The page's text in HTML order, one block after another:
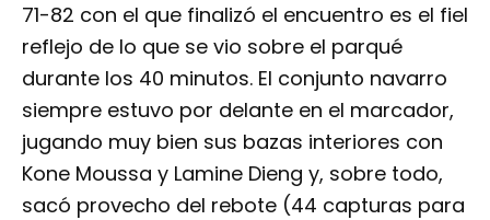
71-82 con el que finalizó el encuentro es el fiel
reflejo de lo que se vio sobre el parqué
durante los 40 minutos. El conjunto navarro
siempre estuvo por delante en el marcador,
jugando muy bien sus bazas interiores con
Kone Moussa y Lamine Dieng y, sobre todo,
sacó provecho del rebote (44 capturas para